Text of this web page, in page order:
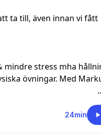
ta till, även innan vi fått
mindre stress mha
övningar. Med
24min